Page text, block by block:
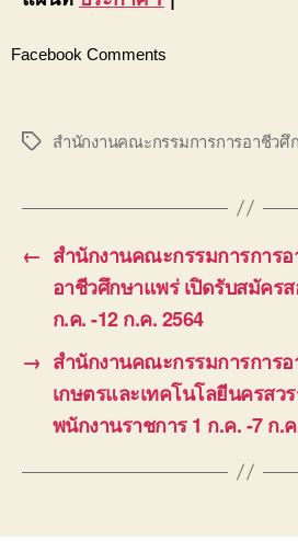
Facebook Comments
Tagsสำนักงานคณะกรรมการการอาชีวศึ
← สำนักงานคณะกรรมการการ
อาชีวศึกษาแพร่ เปิดรับสมัคร
ก.ค. -12 ก.ค. 2564
→ สำนักงานคณะกรรมการการ
เกษตรและเทคโนโลยีนครสว
พนักงานราชการ 1 ก.ค. -7 ก.